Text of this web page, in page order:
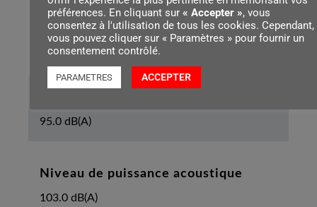
Longueur de l’appareil avec griffe
440 mm
95.0 dB(A)
Niveau de puissance acoustique
103.0 dB(A)
préférences. En cliquant sur « Accepter », vous
consentez à l'utilisation de tous les cookies. Cependant,
vous pouvez cliquer sur « Paramètres » pour fournir un
consentement contrôlé.
PARAMETRES ACCEPTER